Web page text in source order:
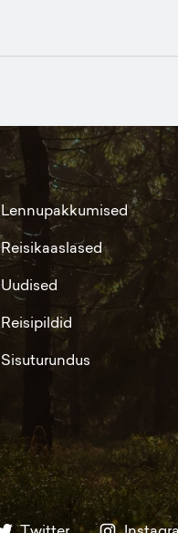
Lennupakkumised
Reisikaaslased
Uudised
Reisipildid
Sisuturundus